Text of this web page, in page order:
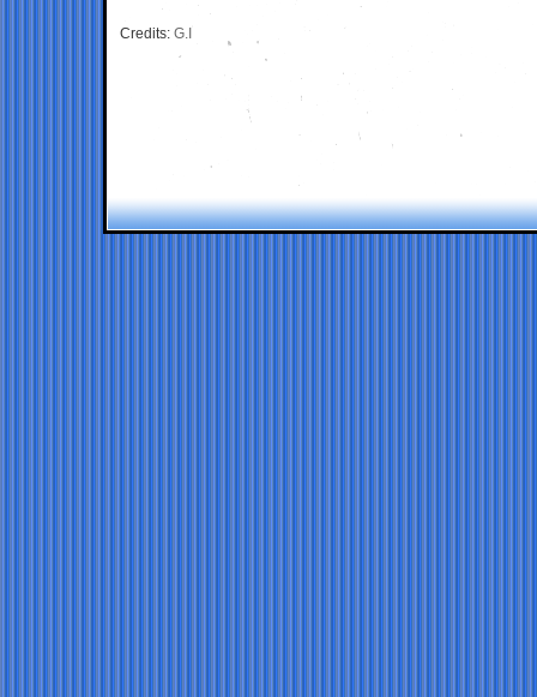
Credits: G.I